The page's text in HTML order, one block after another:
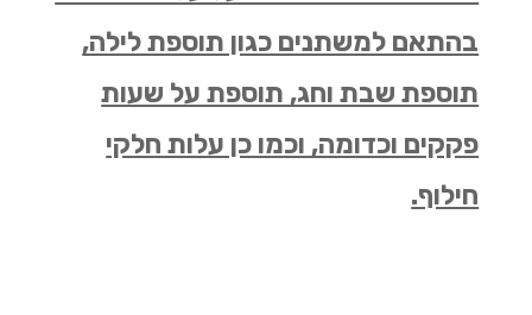
בהתאם למשתנים כגון תוספת לילה,
תוספת שבת וחג, תוספת על שעות
פקקים וכדומה, וכמו כן עלות חלקי
חילוף.